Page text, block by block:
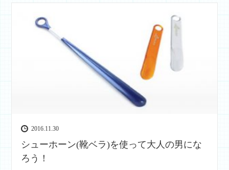
2016.11.30
シューホーン(靴ベラ)を使って大人の男にな
ろう！